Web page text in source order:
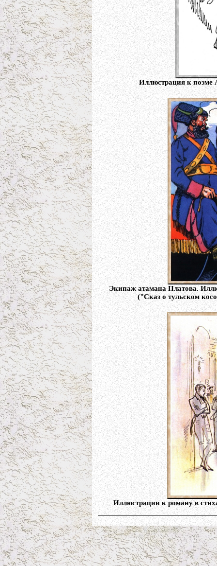
Иллюстрация к
Экипаж атамана Платова.
("Сказ о тульском
Иллюстрации к роману в